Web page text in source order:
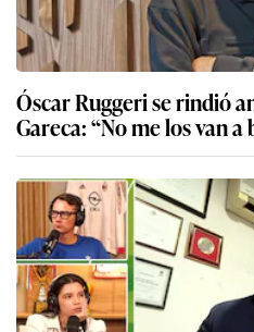
Óscar Ruggeri se rindió
Gareca: “No me los van